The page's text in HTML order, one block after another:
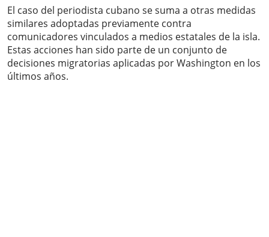
El caso del periodista cubano se suma a otras medidas
similares adoptadas previamente contra
comunicadores vinculados a medios estatales de la isla.
Estas acciones han sido parte de un conjunto de
decisiones migratorias aplicadas por Washington en los
últimos años.